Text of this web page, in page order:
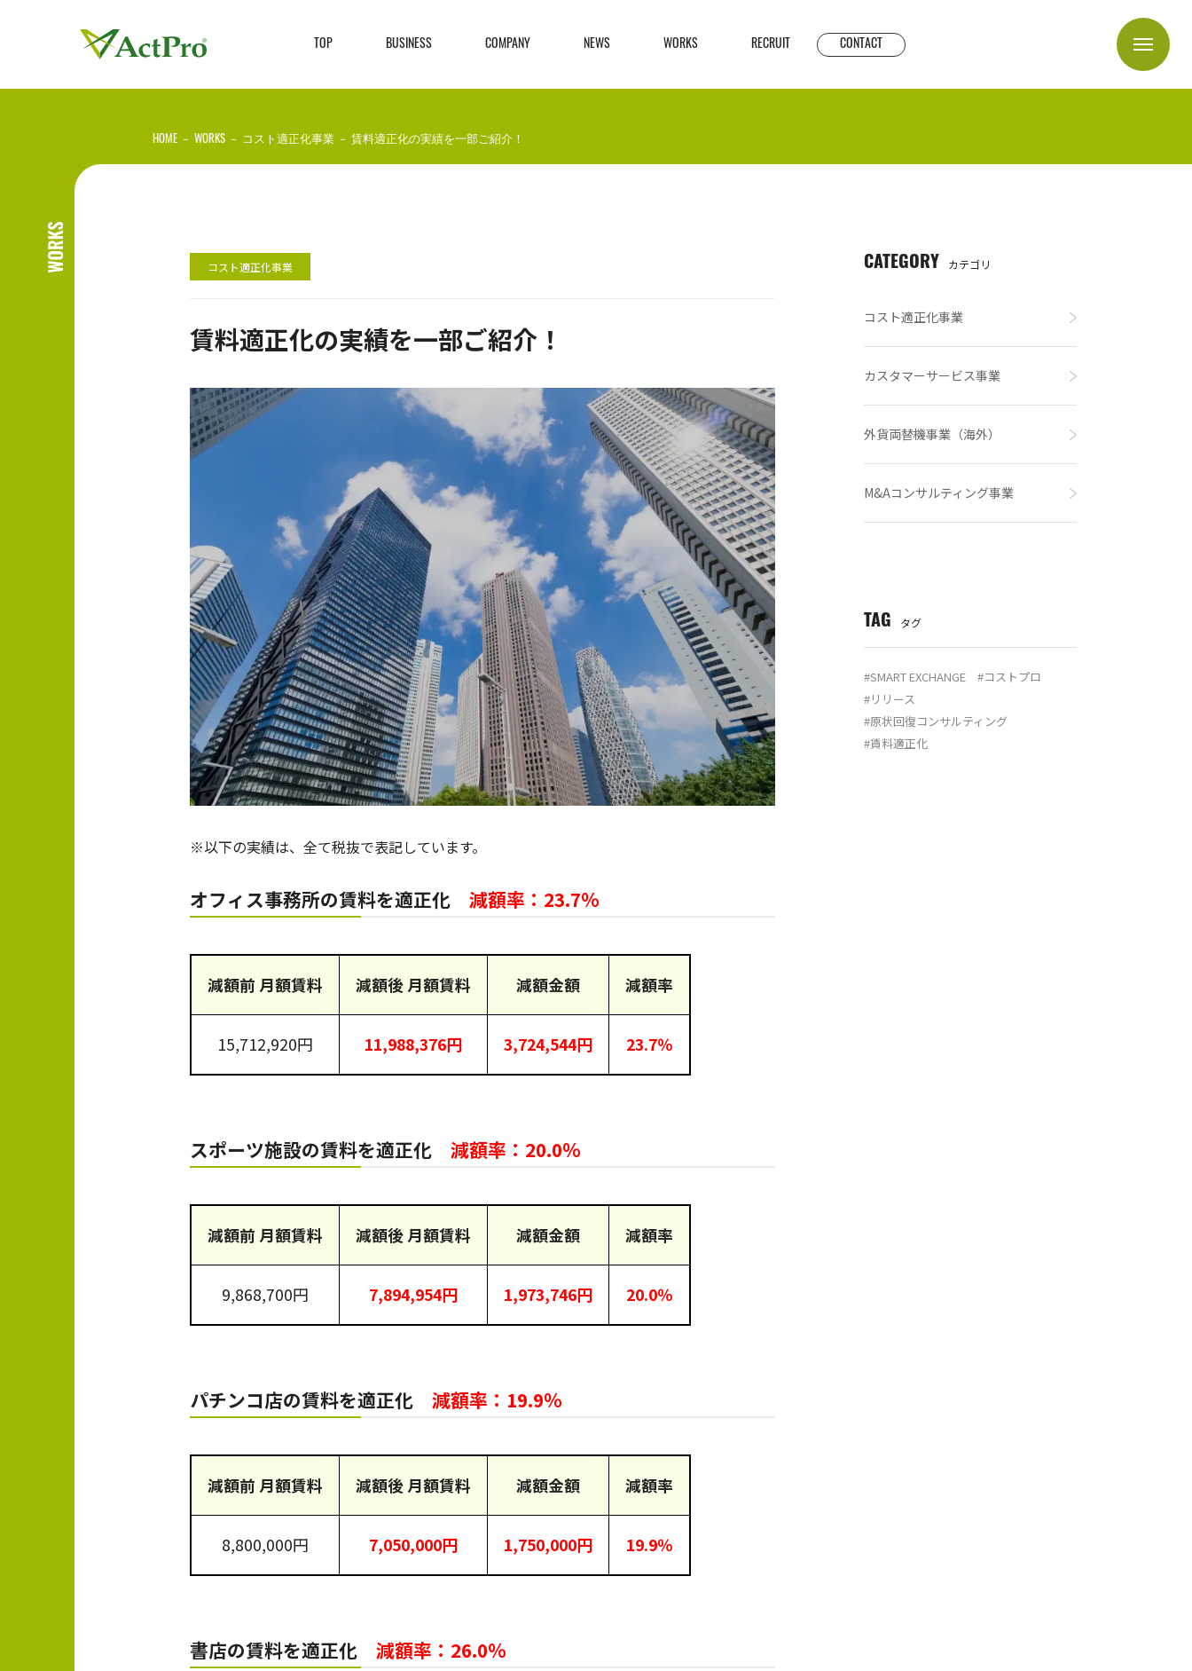
TOP BUSINESS COMPANY NEWS WORKS RECRUIT CONTACT
HOME － WORKS － コスト適正化事業 － 賃料適正化の実績を一部ご紹介！
コスト適正化事業
賃料適正化の実績を一部ご紹介！
※以下の実績は、全て税抜で表記しています。
オフィス事務所の賃料を適正化 減額率：23.7％
減額前 月額賃料 減額後 月額賃料 減額金額 減額率
15,712,920円 11,988,376円 3,724,544円 23.7％
スポーツ施設の賃料を適正化 減額率：20.0％
減額前 月額賃料 減額後 月額賃料 減額金額 減額率
9,868,700円 7,894,954円 1,973,746円 20.0％
パチンコ店の賃料を適正化 減額率：19.9％
減額前 月額賃料 減額後 月額賃料 減額金額 減額率
8,800,000円 7,050,000円 1,750,000円 19.9％
書店の賃料を適正化 減額率：26.0％
CATEGORY カテゴリ
コスト適正化事業
カスタマーサービス事業
外貨両替機事業（海外）
M&Aコンサルティング事業
TAG タグ
SMART EXCHANGE
コストプロ
リリース
原状回復コンサルティング
賃料適正化